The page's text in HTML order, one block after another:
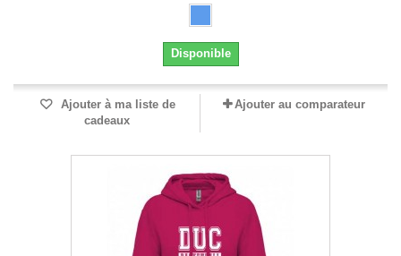
Disponible
Ajouter à ma liste de
cadeaux
Ajouter au comparateur